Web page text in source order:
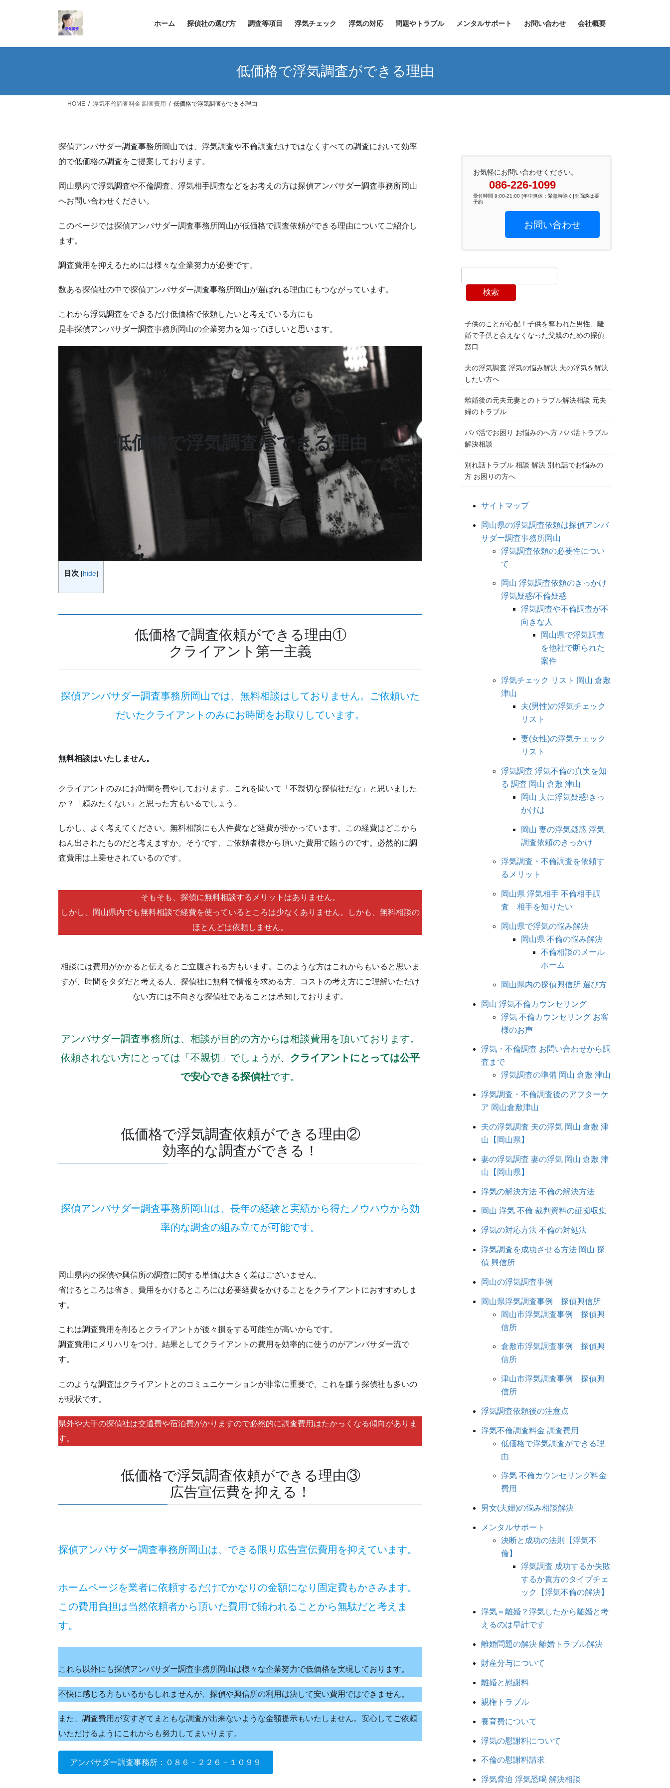
ホーム 探偵社の選び方 調査等項目 浮気チェック 浮気の対応 問題やトラブル メンタルサポート お問い合わせ 会社概要
低価格で浮気調査ができる理由
HOME 浮気不倫調査料金 調査費用 低価格で浮気調査ができる理由
探偵アンバサダー調査事務所岡山では、浮気調査や不倫調査だけではなくすべての調査において効率
的で低価格の調査をご提案しております。
岡山県内で浮気調査や不倫調査、浮気相手調査などをお考えの方は探偵アンバサダー調査事務所岡山
へお問い合わせください。
このページでは探偵アンバサダー調査事務所岡山が低価格で調査依頼ができる理由についてご紹介し
ます。
調査費用を抑えるためには様々な企業努力が必要です。
数ある探偵社の中で探偵アンバサダー調査事務所岡山が選ばれる理由にもつながっています。
これから浮気調査をできるだけ低価格で依頼したいと考えている方にも
是非探偵アンバサダー調査事務所岡山の企業努力を知ってほしいと思います。
低価格で浮気調査ができる理由
目次 [hide]
低価格で調査依頼ができる理由①
クライアント第一主義
探偵アンバサダー調査事務所岡山では、無料相談はしておりません。ご依頼いた
だいたクライアントのみにお時間をお取りしています。
無料相談はいたしません。
クライアントのみにお時間を費やしております。これを聞いて「不親切な探偵社だな」と思いました
か？「頼みたくない」と思った方もいるでしょう。
しかし、よく考えてください。無料相談にも人件費など経費が掛かっています。この経費はどこから
ねん出されたものだと考えますか。そうです、ご依頼者様から頂いた費用で賄うのです。必然的に調
査費用は上乗せされているのです。
そもそも、探偵に無料相談するメリットはありません。
しかし、岡山県内でも無料相談で経費を使っているところは少なくありません。しかも、無料相談の
ほとんどは依頼しません。
相談には費用がかかると伝えるとご立腹される方もいます。このような方はこれからもいると思いま
すが、時間をタダだと考える人、探偵社に無料で情報を求める方、コストの考え方にご理解いただけ
ない方には不向きな探偵社であることは承知しております。
アンバサダー調査事務所は、相談が目的の方からは相談費用を頂いております。
依頼されない方にとっては「不親切」でしょうが、 クライアントにとっては公平
で安心できる探偵社です。
低価格で浮気調査依頼ができる理由②
効率的な調査ができる！
探偵アンバサダー調査事務所岡山は、長年の経験と実績から得たノウハウから効
率的な調査の組み立てが可能です。
岡山県内の探偵や興信所の調査に関する単価は大きく差はございません。
省けるところは省き、費用をかけるところには必要経費をかけることをクライアントにおすすめしま
す。
これは調査費用を削るとクライアントが後々損をする可能性が高いからです。
調査費用にメリハリをつけ、結果としてクライアントの費用を効率的に使うのがアンバサダー流で
す。
このような調査はクライアントとのコミュニケーションが非常に重要で、これを嫌う探偵社も多いの
が現状です。
県外や大手の探偵社は交通費や宿泊費がかりますので必然的に調査費用はたかっくなる傾向がありま
す。
低価格で浮気調査依頼ができる理由③
広告宣伝費を抑える！
探偵アンバサダー調査事務所岡山は、できる限り広告宣伝費用を抑えています。
ホームページを業者に依頼するだけでかなりの金額になり固定費もかさみます。
この費用負担は当然依頼者から頂いた費用で賄われることから無駄だと考えま
す。
これら以外にも探偵アンバサダー調査事務所岡山は様々な企業努力で低価格を実現しております。
不快に感じる方もいるかもしれませんが、探偵や興信所の利用は決して安い費用ではできません。
また、調査費用が安すぎてまともな調査が出来ないような金額提示もいたしません。安心してご依頼
いただけるようにこれからも努力してまいります。
アンバサダー調査事務所：０８６－２２６－１０９９
お気軽にお問い合わせください。
086-226-1099
受付時間 9:00-21:00 [年中無休：緊急時除く]※面談は要
予約
お問い合わせ
検索
子供のことが心配！子供を奪われた男性、離
婚で子供と会えなくなった父親のための探偵
窓口
夫の浮気調査 浮気の悩み解決 夫の浮気を解決
したい方へ
離婚後の元夫元妻とのトラブル解決相談 元夫
婦のトラブル
パパ活でお困り お悩みのへ方 パパ活トラブル
解決相談
別れ話トラブル 相談 解決 別れ話でお悩みの
方 お困りの方へ
サイトマップ
岡山県の浮気調査依頼は探偵アンバ
サダー調査事務所岡山
浮気調査依頼の必要性につい
て
岡山 浮気調査依頼のきっかけ
浮気疑惑/不倫疑惑
浮気調査や不倫調査が不
向きな人
岡山県で浮気調査
を他社で断られた
案件
浮気チェック リスト 岡山 倉敷
津山
夫(男性)の浮気チェック
リスト
妻(女性)の浮気チェック
リスト
浮気調査 浮気不倫の真実を知
る 調査 岡山 倉敷 津山
岡山 夫に浮気疑惑!きっ
かけは
岡山 妻の浮気疑惑 浮気
調査依頼のきっかけ
浮気調査・不倫調査を依頼す
るメリット
岡山県 浮気相手 不倫相手調
査 相手を知りたい
岡山県で浮気の悩み解決
岡山県 不倫の悩み解決
不倫相談のメール
ホーム
岡山県内の探偵興信所 選び方
岡山 浮気不倫カウンセリング
浮気 不倫カウンセリング お客
様のお声
浮気・不倫調査 お問い合わせから調
査まで
浮気調査の準備 岡山 倉敷 津山
浮気調査・不倫調査後のアフターケ
ア 岡山倉敷津山
夫の浮気調査 夫の浮気 岡山 倉敷 津
山【岡山県】
妻の浮気調査 妻の浮気 岡山 倉敷 津
山【岡山県】
浮気の解決方法 不倫の解決方法
岡山 浮気 不倫 裁判資料の証拠収集
浮気の対応方法 不倫の対処法
浮気調査を成功させる方法 岡山 探
偵 興信所
岡山の浮気調査事例
岡山県浮気調査事例 探偵興信所
岡山市浮気調査事例 探偵興
信所
倉敷市浮気調査事例 探偵興
信所
津山市浮気調査事例 探偵興
信所
浮気調査依頼後の注意点
浮気不倫調査料金 調査費用
低価格で浮気調査ができる理
由
浮気 不倫カウンセリング料金
費用
男女(夫婦)の悩み相談解決
メンタルサポート
決断と成功の法則【浮気不
倫】
浮気調査 成功するか失敗
するか貴方のタイプチェ
ック【浮気不倫の解決】
浮気＝離婚？浮気したから離婚と考
えるのは早計です
離婚問題の解決 離婚トラブル解決
財産分与について
離婚と慰謝料
親権トラブル
養育費について
浮気の慰謝料について
不倫の慰謝料請求
浮気脅迫 浮気恐喝 解決相談